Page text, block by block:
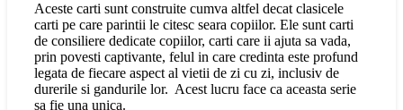
Aceste carti sunt construite cumva altfel decat clasicele
carti pe care parintii le citesc seara copiilor. Ele sunt carti
de consiliere dedicate copiilor, carti care ii ajuta sa vada,
prin povesti captivante, felul in care credinta este profund
legata de fiecare aspect al vietii de zi cu zi, inclusiv de
durerile si gandurile lor. Acest lucru face ca aceasta serie
sa fie una unica.